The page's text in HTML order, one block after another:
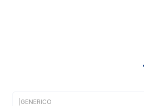
GENERICO